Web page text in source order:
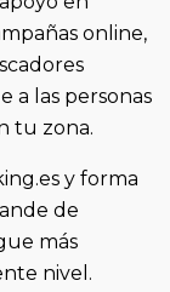
online,
a las personas
tu zona.
y forma
de
más
nivel.